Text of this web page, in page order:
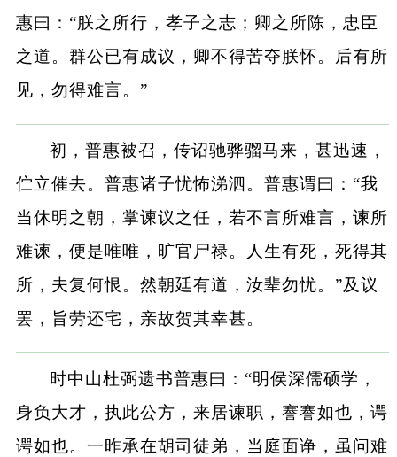
惠曰：“朕之所行，孝子之志；卿之所陈，忠臣
之道。群公已有成议，卿不得苦夺朕怀。后有所
见，勿得难言。”
初，普惠被召，传诏驰骅骝马来，甚迅速，
伫立催去。普惠诸子忧怖涕泗。普惠谓曰：“我
当休明之朝，掌谏议之任，若不言所难言，谏所
难谏，便是唯唯，旷官尸禄。人生有死，死得其
所，夫复何恨。然朝廷有道，汝辈勿忧。”及议
罢，旨劳还宅，亲故贺其幸甚。
时中山杜弼遗书普惠曰：“明侯深儒硕学，
身负大才，执此公方，来居谏职，謇謇如也，谔
谔如也。一昨承在胡司徒弟，当庭面诤，虽问难